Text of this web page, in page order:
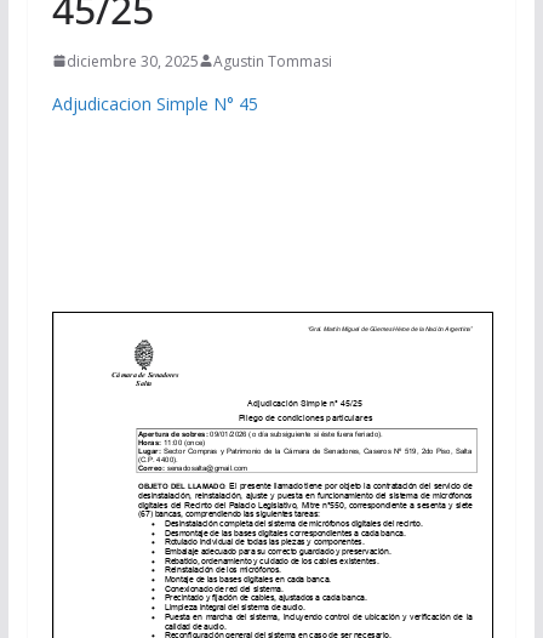
diciembre 30, 2025 Agustin Tommasi
Adjudicacion Simple N° 45